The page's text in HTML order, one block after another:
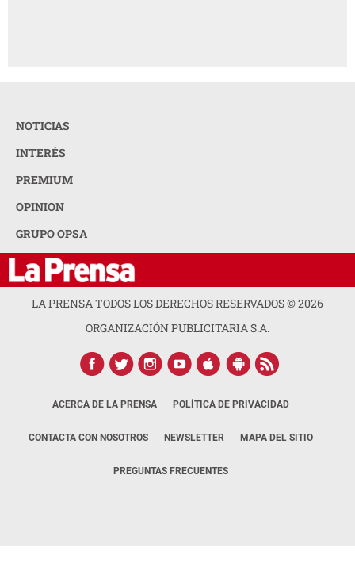
NOTICIAS
INTERÉS
PREMIUM
OPINION
GRUPO OPSA
LA PRENSA TODOS LOS DERECHOS RESERVADOS ©2026
ORGANIZACIÓN PUBLICITARIA S.A.
ACERCA DE LA PRENSA POLÍTICA DE PRIVACIDAD
CONTACTA CON NOSOTROS NEWSLETTER MAPA DEL SITIO
PREGUNTAS FRECUENTES